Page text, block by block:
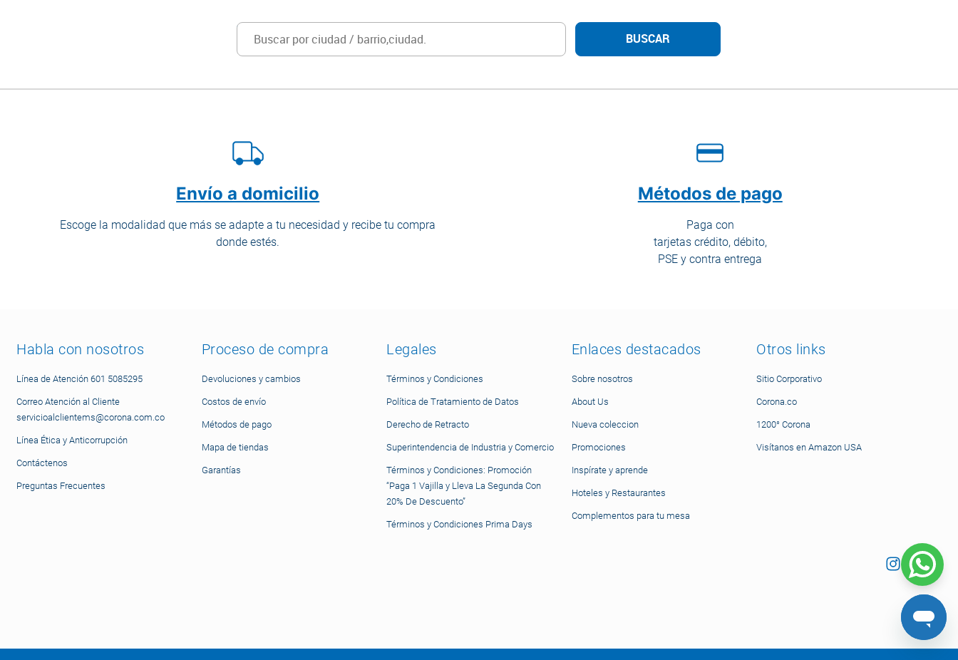
Código
postal
BUSCAR
Envío a domicilio
Escoge la modalidad que más se adapte a tu necesidad y recibe tu compra
donde estés.
Métodos de pago
Paga con
tarjetas crédito, débito,
PSE y contra entrega
Habla con nosotros
Línea de Atención 601 5085295
Correo Atención al Cliente
servicioalclientems@corona.com.co
Línea Ética y Anticorrupción
Contáctenos
Preguntas Frecuentes
Proceso de compra
Devoluciones y cambios
Costos de envío
Métodos de pago
Mapa de tiendas
Garantías
Legales
Términos y Condiciones
Política de Tratamiento de Datos
Derecho de Retracto
Superintendencia de Industria y Comercio
Términos y Condiciones: Promoción
“Paga 1 Vajilla y Lleva La Segunda Con
20% De Descuento”
Términos y Condiciones Prima Days
Enlaces destacados
Sobre nosotros
About Us
Nueva coleccion
Promociones
Inspírate y aprende
Hoteles y Restaurantes
Complementos para tu mesa
Otros links
Sitio Corporativo
Corona.co
1200° Corona
Visítanos en Amazon USA